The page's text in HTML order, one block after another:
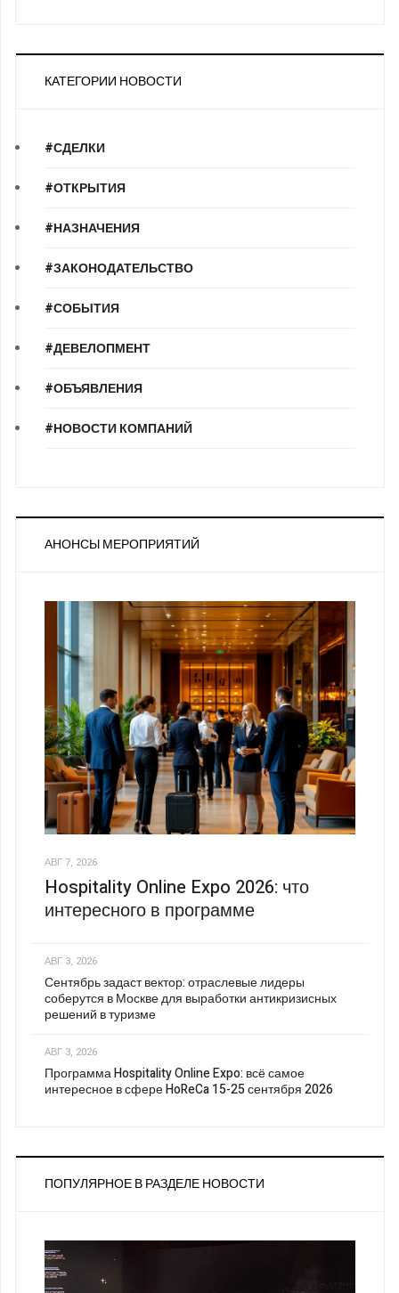
КАТЕГОРИИ НОВОСТИ
#СДЕЛКИ
#ОТКРЫТИЯ
#НАЗНАЧЕНИЯ
#ЗАКОНОДАТЕЛЬСТВО
#СОБЫТИЯ
#ДЕВЕЛОПМЕНТ
#ОБЪЯВЛЕНИЯ
#НОВОСТИ КОМПАНИЙ
АНОНСЫ МЕРОПРИЯТИЙ
АВГ 7, 2026
Hospitality Online Expo 2026: что
интересного в программе
АВГ 3, 2026
Сентябрь задаст вектор: отраслевые лидеры
соберутся в Москве для выработки антикризисных
решений в туризме
АВГ 3, 2026
Программа Hospitality Online Expo: всё самое
интересное в сфере HoReCa 15-25 сентября 2026
ПОПУЛЯРНОЕ В РАЗДЕЛЕ НОВОСТИ